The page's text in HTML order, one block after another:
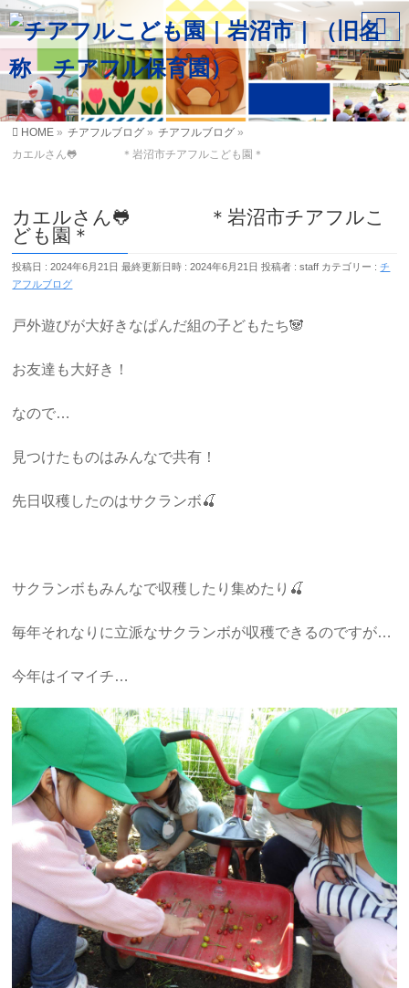
HOME » チアフルブログ » チアフルブログ »
カエルさん🐸 ＊岩沼市チアフルこども園＊
カエルさん🐸 ＊岩沼市チアフルこ
ども園＊
投稿日 : 2024年6月21日 最終更新日時 : 2024年6月21日 投稿者 :staff カテゴリー :チ
アフルブログ
戸外遊びが大好きなぱんだ組の子どもたち🐼
お友達も大好き！
なので…
見つけたものはみんなで共有！
先日収穫したのはサクランボ🍒
サクランボもみんなで収穫したり集めたり🍒
毎年それなりに立派なサクランボが収穫できるのですが…
今年はイマイチ…